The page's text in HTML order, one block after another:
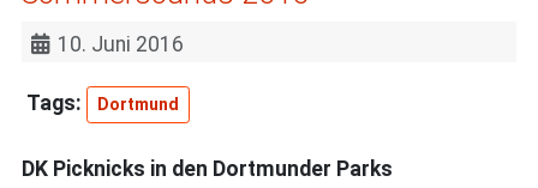
10. Juni 2016
Dortmund
DK Picknicks in den Dortmunder Parks